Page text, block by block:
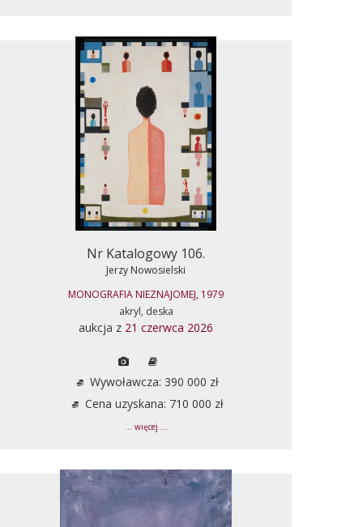
Nr Katalogowy 106.
Jerzy Nowosielski
MONOGRAFIA NIEZNAJOMEJ, 1979
akryl, deska
aukcja z 21 czerwca 2026
Wywoławcza: 390 000 zł
Cena uzyskana: 710 000 zł
... więcej ...